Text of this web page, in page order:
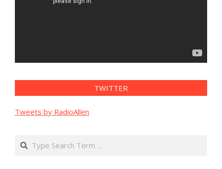
TWITTER
Tweets by RadioAllen
Search